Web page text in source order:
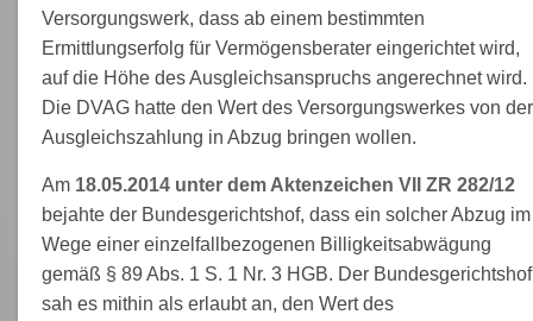
Versorgungswerk, dass ab einem bestimmten
Ermittlungserfolg für Vermögensberater eingerichtet wird,
auf die Höhe des Ausgleichsanspruchs angerechnet wird.
Die DVAG hatte den Wert des Versorgungswerkes von der
Ausgleichszahlung in Abzug bringen wollen.
Am 18.05.2014 unter dem Aktenzeichen VII ZR 282/12
bejahte der Bundesgerichtshof, dass ein solcher Abzug im
Wege einer einzelfallbezogenen Billigkeitsabwägung
gemäß § 89 Abs. 1 S. 1 Nr. 3 HGB. Der Bundesgerichtshof
sah es mithin als erlaubt an, den Wert des